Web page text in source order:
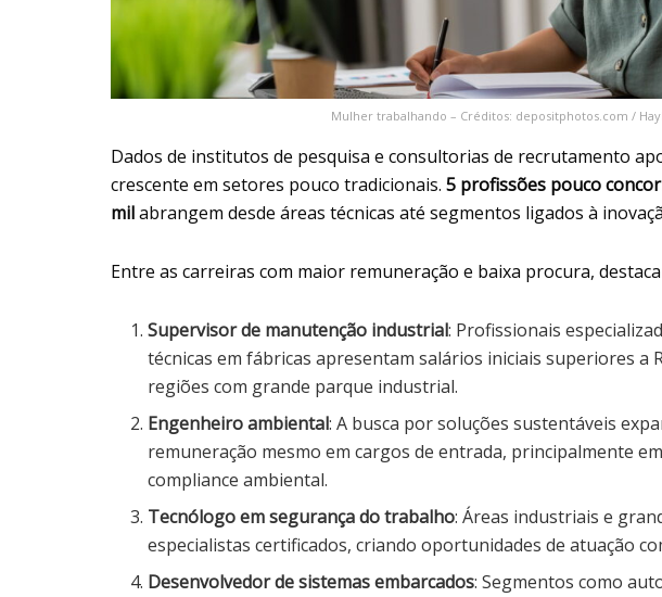
Mulher trabalhando – Créditos: depositphotos.com /
Dados de institutos de pesquisa e consultorias de recrutamento
crescente em setores pouco tradicionais. 5 profissões pouco
milabrangem desde áreas técnicas até segmentos ligados à
Entre as carreiras com maior remuneração e baixa procura,
Supervisor de manutenção industrial: Profissionais
técnicas em fábricas apresentam salários iniciais superiores a
regiões com grande parque industrial.
Engenheiro ambiental: A busca por soluções sustentáveis
remuneração mesmo em cargos de entrada, principalmente
compliance ambiental.
Tecnólogo em segurança do trabalho: Áreas industriais e
especialistas certificados, criando oportunidades de atuação
Desenvolvedor de sistemas embarcados: Segmentos como